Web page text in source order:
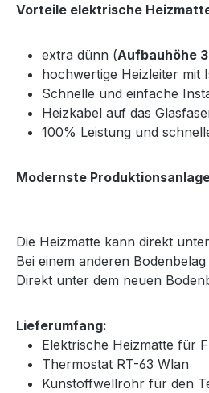
Vorteile elektrische
extra dünn (Aufbauhöhe
hochwertige Heizleiter mit
Schnelle und einfache
Heizkabel auf das
100% Leistung und
Modernste
Die Heizmatte kann direkt
Bei einem anderen
Direkt unter dem neuen
Lieferumfang:
Elektrische Heizmatte für
Thermostat RT-63 Wlan
Kunstoffwellrohr für den